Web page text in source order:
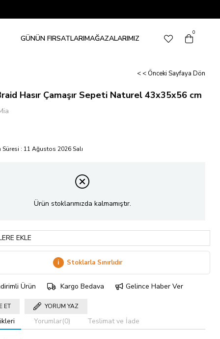
GÜNÜN FIRSATLARIMAĞAZALARIMIZ
0
< < Önceki Sayfaya Dön
Hasır Çamaşır Sepeti Naturel 43x35x56 cm
Süresi : 11 Ağustos 2026 Salı
Ürün stoklarımızda kalmamıştır.
EKLE
i Stoklarla Sınırlıdır
Ürün Kargo Bedava Gelince Haber Ver
ET YORUM YAZ
Yorumlar(0) Teslimat ve İade